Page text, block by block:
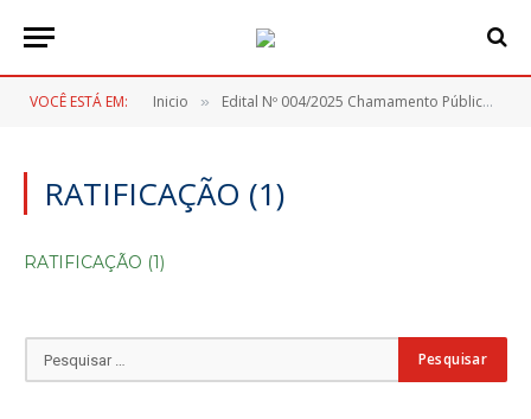
VOCÊ ESTÁ EM: Inicio » Edital Nº 004/2025 Chamamento Público
RATIFICAÇÃO (1)
RATIFICAÇÃO (1)